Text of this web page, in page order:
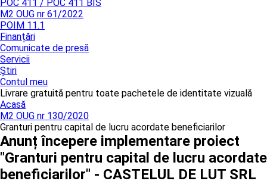
POC 411 / POC 411 BIS
M2 OUG nr 61/2022
POIM 11.1
Finanțări
Comunicate de presă
Servicii
Știri
Contul meu
Livrare gratuită pentru toate pachetele de identitate vizuală
Acasă
M2 OUG nr 130/2020
Granturi pentru capital de lucru acordate beneficiarilor
Anunț începere implementare proiect
"Granturi pentru capital de lucru acordate
beneficiarilor" - CASTELUL DE LUT SRL